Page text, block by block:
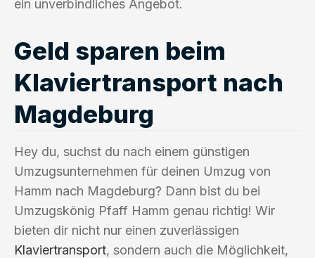
ein unverbindliches Angebot.
Geld sparen beim
Klaviertransport nach
Magdeburg
Hey du, suchst du nach einem günstigen
Umzugsunternehmen für deinen Umzug von
Hamm nach Magdeburg? Dann bist du bei
Umzugskönig Pfaff Hamm genau richtig! Wir
bieten dir nicht nur einen zuverlässigen
Klaviertransport, sondern auch die Möglichkeit,